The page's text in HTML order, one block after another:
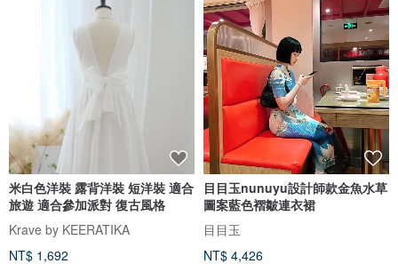
米白色洋裝 露背洋裝 短洋裝 適合
旅遊 適合參加派對 復古風格
Krave by KEERATIKA
NT$ 1,692
目目玉nunuyu設計師款金魚水草
圖案藍色褶皺連衣裙
目目玉
NT$ 4,426